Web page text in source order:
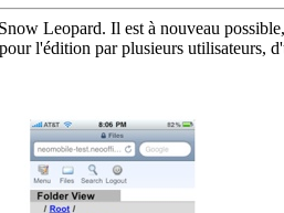
Leopard. Il est à nouveau
l'édition par plusieurs utilisateurs,